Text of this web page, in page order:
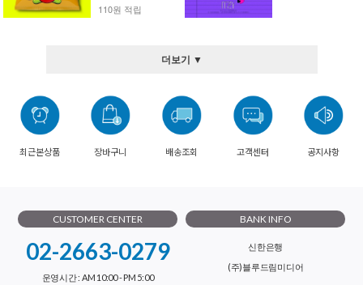
110원 적립
더보기 ▼
최근본상품 장바구니 배송조회 고객센터 공지사항
CUSTOMER CENTER
02-2663-0279
운영시간 : AM 10:00 - PM 5:00
BANK INFO
신한은행
(주)블루드림미디어